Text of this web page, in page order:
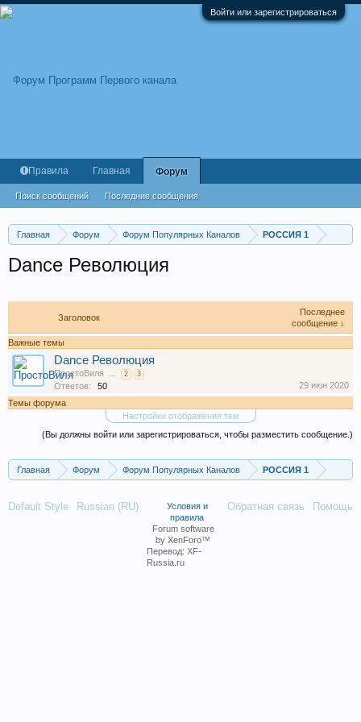
Войти или зарегистрироваться
Главная Форум Форум Популярных Каналов РОССИЯ 1
Dance Революция
Заголовок
Последнее
сообщение ↓
Важные темы
Dance Революция
ПростоВиля ... 2 3
Ответов: 50
29 июн 2020
Темы форума
Настройки отображения тем
(Вы должны войти или зарегистрироваться, чтобы разместить сообщение.)
Главная Форум Форум Популярных Каналов РОССИЯ 1
Правила Главная Форум
Поиск сообщений Последние сообщения
Default Style Russian (RU) Обратная связь Помощь
Условия и
правила
Forum software
by XenForo™
Перевод: XF-
Russia.ru